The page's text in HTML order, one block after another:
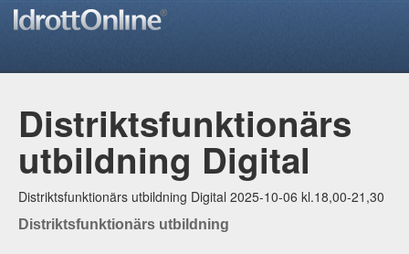
Distriktsfunktionärs
utbildning Digital
Distriktsfunktionärs utbildning Digital 2025-10-06 kl.18,00-21,30
Distriktsfunktionärs utbildning